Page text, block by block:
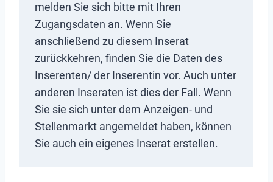
melden Sie sich bitte mit Ihren
Zugangsdaten an. Wenn Sie
anschließend zu diesem Inserat
zurückkehren, finden Sie die Daten des
Inserenten/ der Inserentin vor. Auch unter
anderen Inseraten ist dies der Fall. Wenn
Sie sie sich unter dem Anzeigen- und
Stellenmarkt angemeldet haben, können
Sie auch ein eigenes Inserat erstellen.